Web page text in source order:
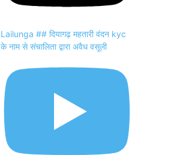
Lailunga ## दियागढ़ महतारी वंदन kyc
के नाम से संचालिता द्वारा अवैध वसूली